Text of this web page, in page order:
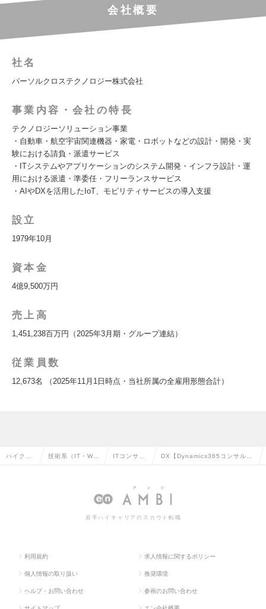
会社概要
社名
パーソルクロステクノロジー株式会社
事業内容・会社の特長
テクノロジーソリューション事業
・自動車・航空宇宙関連機器・家電・ロボットなどの設計・開発・実
験における請負・派遣サービス
・ITシステムやアプリケーションのシステム開発・インフラ設計・運
用における派遣・準委任・フリーランスサービス
・AIやDXを活用したIoT、モビリティサービスの導入支援
設立
1979年10月
資本金
4億9,500万円
売上高
1,451,238百万円（2025年3月期・グループ連結）
従業員数
12,673名 （2025年11月1日時点・当社所属の全雇用形態合計）
ハイクラ 技術系（IT・We ITコンサル DX【Dynamics365コンサルタ
報
若手ハイキャリアのスカウト転職
利用規約 求人情報に関するポリシー
個人情報の取り扱い 推奨環境
ヘルプ・お問い合わせ 参画のお問い合わせ